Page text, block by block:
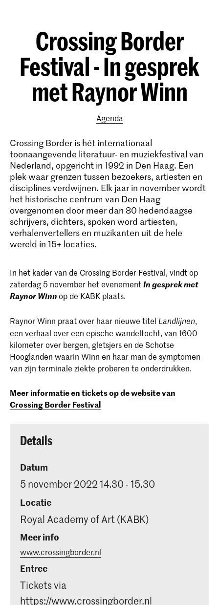
Crossing Border
Festival - In gesprek
met Raynor Winn
Agenda
Crossing Border is hét internationaal
toonaangevende literatuur- en muziekfestival van
Nederland, opgericht in 1992 in Den Haag. Een
plek waar grenzen tussen bezoekers, artiesten en
disciplines verdwijnen. Elk jaar in november wordt
het historische centrum van Den Haag
overgenomen door meer dan 80 hedendaagse
schrijvers, dichters, spoken word artiesten,
verhalenvertellers en muzikanten uit de hele
wereld in 15+ locaties.
In het kader van de Crossing Border Festival, vindt op
zaterdag 5 november het evenementIn gesprek met
Raynor Winnop de KABK plaats.
Raynor Winn praat over haar nieuwe titel Landlijnen,
een verhaal over een epische wandeltocht, van 1600
kilometer over bergen, gletsjers en de Schotse
Hooglanden waarin Winn en haar man de symptomen
van zijn terminale ziekte proberen te onderdrukken.
Meer informatie en tickets op dewebsite van
Crossing Border Festival
Details
Datum
5 november 2022 14.30 - 15.30
Locatie
Royal Academy of Art (KABK)
Meer info
www.crossingborder.nl
Entree
Tickets via
https://www.crossingborder.nl